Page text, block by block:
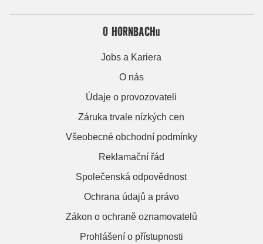
O HORNBACHu
Jobs a Kariera
O nás
Údaje o provozovateli
Záruka trvale nízkých cen
Všeobecné obchodní podmínky
Reklamační řád
Společenská odpovědnost
Ochrana údajů a právo
Zákon o ochraně oznamovatelů
Prohlášení o přístupnosti